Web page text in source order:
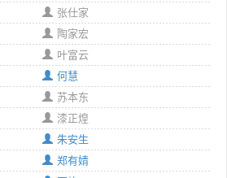
张仕家
陶家宏
叶富云
何慧
苏本东
漆正煌
朱安生
郑有婧